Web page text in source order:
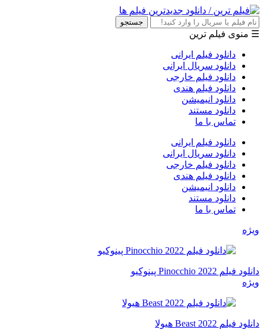
جستجو
☰ منوی فیلم ترین
دانلود فیلم ایرانی
دانلود سریال ایرانی
دانلود فیلم خارجی
دانلود فیلم هندی
دانلود انیمیشن
دانلود مستند
تماس با ما
دانلود فیلم ایرانی
دانلود سریال ایرانی
دانلود فیلم خارجی
دانلود فیلم هندی
دانلود انیمیشن
دانلود مستند
تماس با ما
ویژه
دانلود فیلم Pinocchio 2022 پینوکیو
ویژه
دانلود فیلم Beast 2022 هیولا